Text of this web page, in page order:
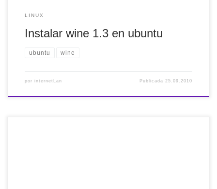
LINUX
Instalar wine 1.3 en ubuntu
ubuntu wine
por internetLan Publicada25.09.2010